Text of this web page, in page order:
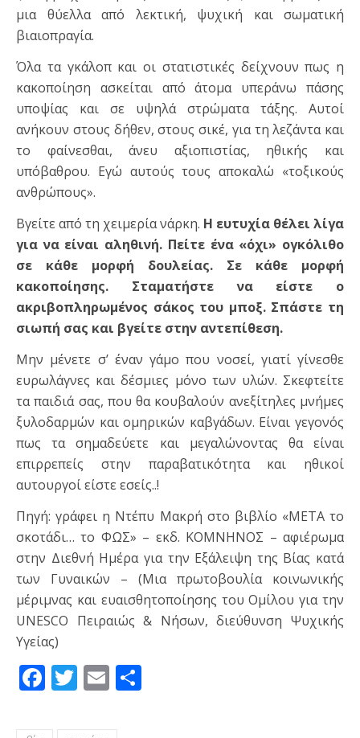
μια θύελλα από λεκτική, ψυχική και σωματική
βιαιοπραγία.
Όλα τα γκάλοπ και οι στατιστικές δείχνουν πως η
κακοποίηση ασκείται από άτομα υπεράνω πάσης
υποψίας και σε υψηλά στρώματα τάξης. Αυτοί
ανήκουν στους δήθεν, στους σικέ, για τη λεζάντα και
το φαίνεσθαι, άνευ αξιοπιστίας, ηθικής και
υπόβαθρου. Εγώ αυτούς τους αποκαλώ «τοξικούς
ανθρώπους».
Βγείτε από τη χειμερία νάρκη. Η ευτυχία θέλει λίγα
για να είναι αληθινή. Πείτε ένα «όχι» ογκόλιθο
σε κάθε μορφή δουλείας. Σε κάθε μορφή
κακοποίησης. Σταματήστε να είστε ο
ακριβοπληρωμένος σάκος του μποξ. Σπάστε τη
σιωπή σας και βγείτε στην αντεπίθεση.
Μην μένετε σ’ έναν γάμο που νοσεί, γιατί γίνεσθε
ευρωλάγνες και δέσμιες μόνο των υλών. Σκεφτείτε
τα παιδιά σας, που θα κουβαλούν ανεξίτηλες μνήμες
ξυλοδαρμών και ομηρικών καβγάδων. Είναι γεγονός
πως τα σημαδεύετε και μεγαλώνοντας θα είναι
επιρρεπείς στην παραβατικότητα και ηθικοί
αυτουργοί είστε εσείς..!
Πηγή: γράφει η Ντέπυ Μακρή στο βιβλίο «ΜΕΤΑ το
σκοτάδι… το ΦΩΣ» – εκδ. ΚΟΜΝΗΝΟΣ – αφιέρωμα
στην Διεθνή Ημέρα για την Εξάλειψη της Βίας κατά
των Γυναικών – (Μια πρωτοβουλία κοινωνικής
μέριμνας και ευαισθητοποίησης του Ομίλου για την
UNESCO Πειραιώς & Νήσων, διεύθυνση Ψυχικής
Υγείας)
Facebook
Twitter
Email